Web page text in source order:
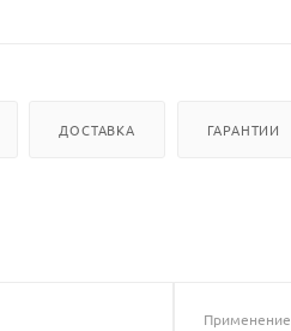
ДОСТАВКА ГАРАНТИИ
Применение